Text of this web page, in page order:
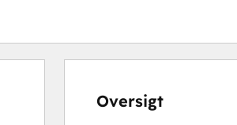
Oversigt